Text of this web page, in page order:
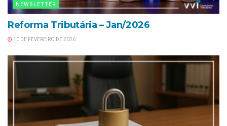
NEWSLETTER
Reforma Tributária – Jan/2026
10 DE FEVEREIRO DE 2026